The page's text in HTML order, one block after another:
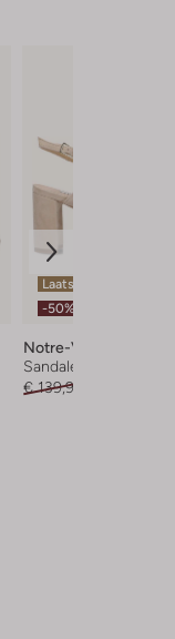
Laatste maten
-50%
Notre-V
Sandalen met hak
€ 139,99